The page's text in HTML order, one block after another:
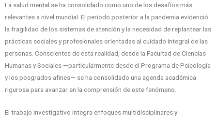
La salud mental se ha consolidado como uno de los desafíos más
relevantes a nivel mundial. El periodo posterior a la pandemia evidenció
la fragilidad de los sistemas de atención y la necesidad de replantear las
prácticas sociales y profesionales orientadas al cuidado integral de las
personas. Conscientes de esta realidad, desde la Facultad de Ciencias
Humanas y Sociales —particularmente desde el Programa de Psicología
y los posgrados afines— se ha consolidado una agenda académica
rigurosa para avanzar en la comprensión de este fenómeno.
El trabajo investigativo integra enfoques multidisciplinares y